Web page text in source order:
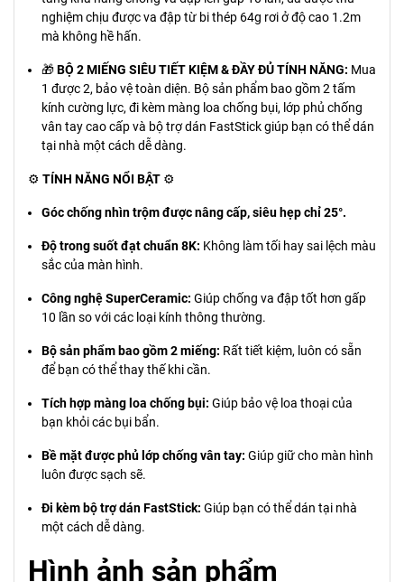
nghiệm chịu được va đập từ bi thép 64g rơi ở độ cao 1.2m
mà không hề hấn.
🎁BỘ 2 MIẾNG SIÊU TIẾT KIỆM & ĐẦY ĐỦ TÍNH NĂNG: Mua
1 được 2, bảo vệ toàn diện. Bộ sản phẩm bao gồm 2 tấm
kính cường lực, đi kèm màng loa chống bụi, lớp phủ chống
vân tay cao cấp và bộ trợ dán FastStick giúp bạn có thể dán
tại nhà một cách dễ dàng.
⚙️ TÍNH NĂNG NỔI BẬT ⚙️
Góc chống nhìn trộm được nâng cấp, siêu hẹp chỉ 25°.
Độ trong suốt đạt chuẩn 8K: Không làm tối hay sai lệch màu
sắc của màn hình.
Công nghệ SuperCeramic: Giúp chống va đập tốt hơn gấp
10 lần so với các loại kính thông thường.
Bộ sản phẩm bao gồm 2 miếng: Rất tiết kiệm, luôn có sẵn
để bạn có thể thay thế khi cần.
Tích hợp màng loa chống bụi: Giúp bảo vệ loa thoại của
bạn khỏi các bụi bẩn.
Bề mặt được phủ lớp chống vân tay: Giúp giữ cho màn hình
luôn được sạch sẽ.
Đi kèm bộ trợ dán FastStick: Giúp bạn có thể dán tại nhà
một cách dễ dàng.
Hình ảnh sản phẩm